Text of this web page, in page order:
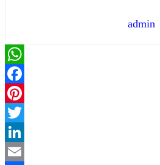
admin
WhatsApp
Facebook
Pinterest
Twitter
LinkedIn